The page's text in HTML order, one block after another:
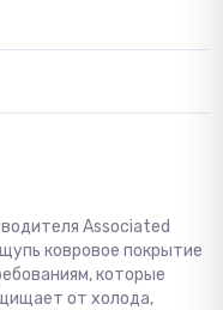
Associated
ковровое покрытие
которые
от холода,